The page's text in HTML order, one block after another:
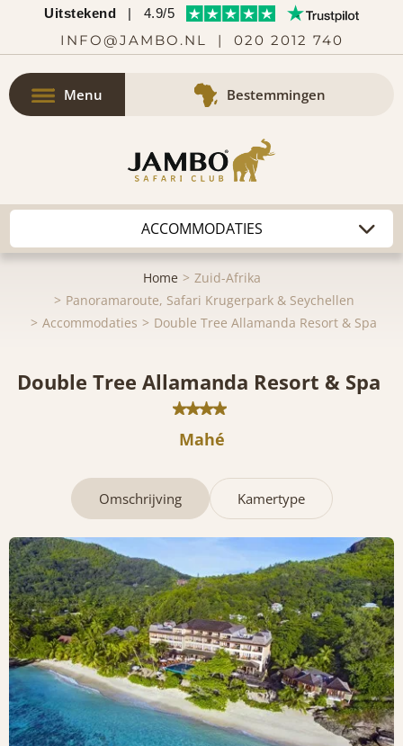
Uitstekend | 4.9/5
INFO@JAMBO.NL | 020 2012 740
Menu Bestemmingen
Home
Zuid-Afrika
Panoramaroute, Safari Krugerpark & Seychellen
Accommodaties
Double Tree Allamanda Resort & Spa
Double Tree Allamanda Resort & Spa
Mahé
Omschrijving Kamertype